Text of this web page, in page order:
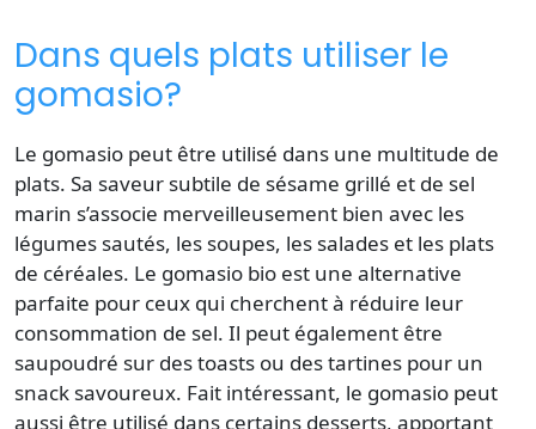
Dans quels plats utiliser le
gomasio?
Le gomasio peut être utilisé dans une multitude de
plats. Sa saveur subtile de sésame grillé et de sel
marin s’associe merveilleusement bien avec les
légumes sautés, les soupes, les salades et les plats
de céréales. Le gomasio bio est une alternative
parfaite pour ceux qui cherchent à réduire leur
consommation de sel. Il peut également être
saupoudré sur des toasts ou des tartines pour un
snack savoureux. Fait intéressant, le gomasio peut
aussi être utilisé dans certains desserts, apportant